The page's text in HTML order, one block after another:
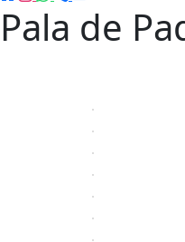
Pala de